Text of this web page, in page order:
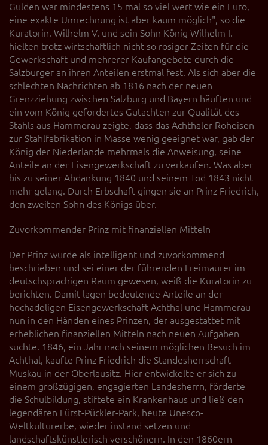
Gulden war mindestens 15 mal so viel wert wie ein Euro,
eine exakte Umrechnung ist aber kaum möglich", so die
Kuratorin. Wilhelm V. und sein Sohn König Wilhelm I.
hielten trotz wirtschaftlich nicht so rosiger Zeiten für die
Gewerkschaft und mehrerer Kaufangebote durch die
Salzburger an ihren Anteilen erstmal fest. Als sich aber die
schlechten Nachrichten ab 1816 nach der neuen
Grenzziehung zwischen Salzburg und Bayern häuften und
ein vom König gefordertes Gutachten zur Qualität des
Stahls aus Hammerau zeigte, dass das Achthaler Roheisen
zur Stahlfabrikation in Masse wenig geeignet war, gab der
König der Niederlande mehrmals die Anweisung, seine
Anteile an der Eisengewerkschaft zu verkaufen. Was aber
bis zu seiner Abdankung 1840 und seinem Tod 1843 nicht
mehr gelang. Durch Erbschaft gingen sie an Prinz Friedrich,
den zweiten Sohn des Königs über.
Zuvorkommender Prinz mit finanziellen Mitteln
Der Prinz wurde als intelligent und zuvorkommend
beschrieben und sei einer der führenden Freimaurer im
deutschsprachigen Raum gewesen, weiß die Kuratorin zu
berichten. Damit lagen bedeutende Anteile an der
hochadeligen Eisengewerkschaft Achthal und Hammerau
nun in den Händen eines Prinzen, der ausgestattet mit
erheblichen finanziellen Mitteln nach neuen Aufgaben
suchte. 1846, ein Jahr nach seinem möglichen Besuch im
Achthal, kaufte Prinz Friedrich die Standesherrschaft
Muskau in der Oberlausitz. Hier entwickelte er sich zu
einem großzügigen, engagierten Landesherrn, förderte
die Schulbildung, stiftete ein Krankenhaus und ließ den
legendären Fürst-Pückler-Park, heute Unesco-
Weltkulturerbe, wieder instand setzen und
landschaftskünstlerisch verschönern. In den 1860ern